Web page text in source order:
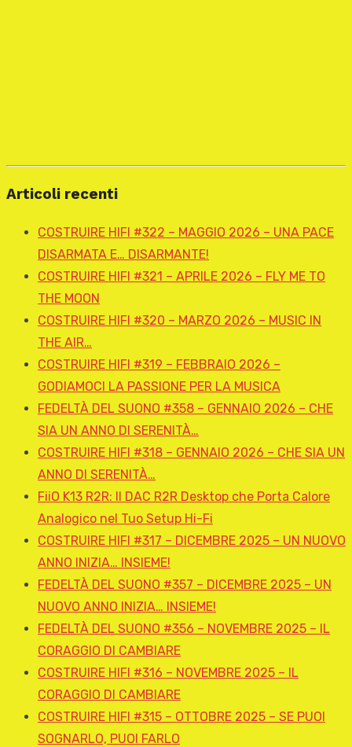
Articoli recenti
COSTRUIRE HIFI #322 – MAGGIO 2026 – UNA PACE
DISARMATA E… DISARMANTE!
COSTRUIRE HIFI #321 – APRILE 2026 – FLY ME TO
THE MOON
COSTRUIRE HIFI #320 – MARZO 2026 – MUSIC IN
THE AIR…
COSTRUIRE HIFI #319 – FEBBRAIO 2026 –
GODIAMOCI LA PASSIONE PER LA MUSICA
FEDELTÀ DEL SUONO #358 – GENNAIO 2026 – CHE
SIA UN ANNO DI SERENITÀ…
COSTRUIRE HIFI #318 – GENNAIO 2026 – CHE SIA UN
ANNO DI SERENITÀ…
FiiO K13 R2R: Il DAC R2R Desktop che Porta Calore
Analogico nel Tuo Setup Hi-Fi
COSTRUIRE HIFI #317 – DICEMBRE 2025 – UN NUOVO
ANNO INIZIA… INSIEME!
FEDELTÀ DEL SUONO #357 – DICEMBRE 2025 – UN
NUOVO ANNO INIZIA… INSIEME!
FEDELTÀ DEL SUONO #356 – NOVEMBRE 2025 – IL
CORAGGIO DI CAMBIARE
COSTRUIRE HIFI #316 – NOVEMBRE 2025 – IL
CORAGGIO DI CAMBIARE
COSTRUIRE HIFI #315 – OTTOBRE 2025 – SE PUOI
SOGNARLO, PUOI FARLO